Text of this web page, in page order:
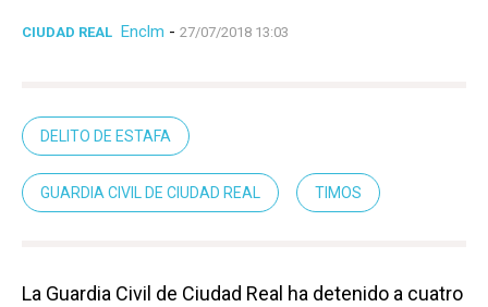
CIUDAD REAL Enclm - 27/07/2018 13:03
DELITO DE ESTAFA
GUARDIA CIVIL DE CIUDAD REAL TIMOS
La Guardia Civil de Ciudad Real ha detenido a cuatro